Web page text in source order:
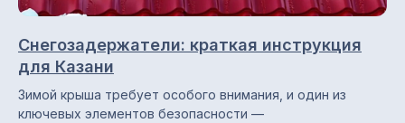
Снегозадержатели: краткая инструкция
для Казани
Зимой крыша требует особого внимания, и один из
ключевых элементов безопасности —